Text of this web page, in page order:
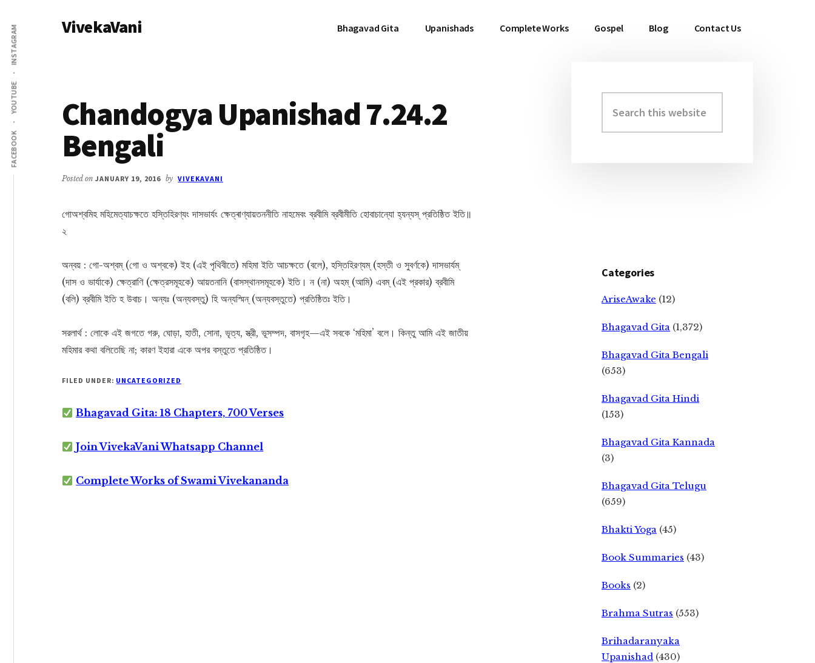
main
content
primary
sidebar
Additional
menu
FACEBOOK
YOUTUBE
INSTAGRAM VivekaVani Bhagavad Gita Upanishads Complete Works Gospel Blog Contact Us
Chandogya Upanishad 7.24.2
Bengali
Posted on JANUARY 19, 2016 by VIVEKAVANI
গোঅশ্বমিহ মহিমেত্যাচক্ষতে হস্তিহিরণ্যং দাসভার্যং ক্ষেত্ৰাণ্যায়তননীতি নাহমেবং ব্রবীমি ব্রবীমীতি হোবাচান্যো হ্যন্যস্ প্রতিষ্ঠিত ইতি॥
২
অন্বয় : গো-অশ্বম্ (গো ও অশ্বকে) ইহ (এই পৃথিবীতে) মহিমা ইতি আচক্ষতে (বলে), হস্তিহিরণ্যম্ (হস্তী ও সুবর্ণকে) দাসভার্যম্
(দাস ও ভার্যাকে) ক্ষেত্রাণি (ক্ষেত্রসমূহকে) আয়তনানি (বাসস্থানসমূহকে) ইতি। ন (না) অহম্ (আমি) এবম্‌ (এই প্রকার) ব্রবীমি
(বলি) ব্রবীমি ইতি হ উবাচ। অন্যঃ (অন্যবস্তু) হি অন্যস্মিন্ (অন্যবস্তুতে) প্রতিষ্ঠিতঃ ইতি।
সরলার্থ : লোকে এই জগতে গরু, ঘোড়া, হাতী, সোনা, ভৃত্য, স্ত্রী, ভূসম্পদ, বাসগৃহ—এই সবকে ‘মহিমা’ বলে। কিন্তু আমি এই জাতীয়
মহিমার কথা বলিতেছি না; কারণ ইহারা একে অপর বস্তুতে প্রতিষ্ঠিত।
FILED UNDER: UNCATEGORIZED
Bhagavad Gita: 18 Chapters, 700 Verses
Join VivekaVani Whatsapp Channel
Complete Works of Swami Vivekananda
Primary
Sidebar
this
website
Categories
AriseAwake (12)
Bhagavad Gita (1,372)
Bhagavad Gita Bengali
(653)
Bhagavad Gita Hindi
(153)
Bhagavad Gita Kannada
(3)
Bhagavad Gita Telugu
(659)
Bhakti Yoga (45)
Book Summaries (43)
Books (2)
Brahma Sutras (553)
Brihadaranyaka
Upanishad (430)